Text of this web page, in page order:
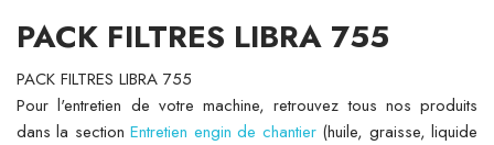
PACK FILTRES LIBRA 755
PACK FILTRES LIBRA 755
Pour l'entretien de votre machine, retrouvez tous nos produits
dans la sectionEntretien engin de chantier(huile, graisse, liquide